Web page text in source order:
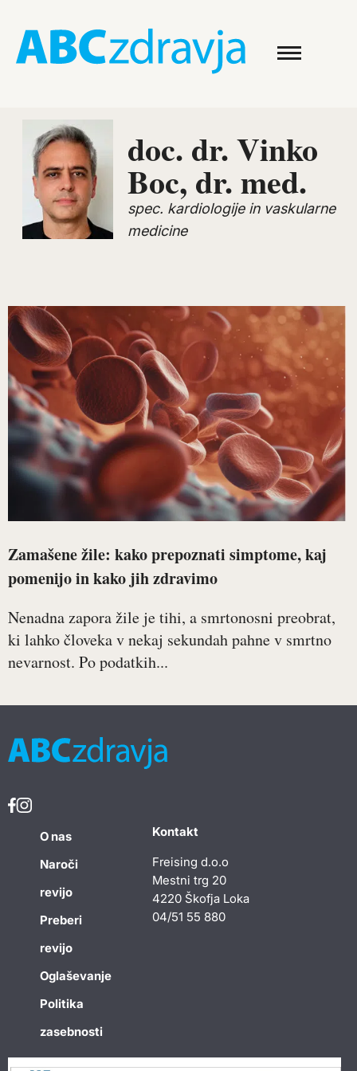
doc. dr. Vinko
Boc, dr. med.
spec. kardiologije in vaskularne
medicine
Zamašene žile: kako prepoznati simptome, kaj
pomenijo in kako jih zdravimo
Nenadna zapora žile je tihi, a smrtonosni preobrat,
ki lahko človeka v nekaj sekundah pahne v smrtno
nevarnost. Po podatkih...
O nas
Naroči
revijo
Preberi
revijo
Oglaševanje
Politika
zasebnosti
Kontakt
Freising d.o.o
Mestni trg 20
4220 Škofja Loka
04/51 55 880